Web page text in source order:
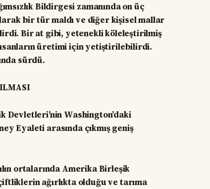
Bildirgesi zamanında on üç
bir tür maldı ve diğer kişisel mallar
Bir at gibi, yetenekli köleleştirilmiş
üretimi için yetiştirilebilirdi.
sürdü.
Devletleri’nin Washington’daki
Eyaleti arasında çıkmış geniş
ortalarında Amerika Birleşik
ağırlıkta olduğu ve tarıma